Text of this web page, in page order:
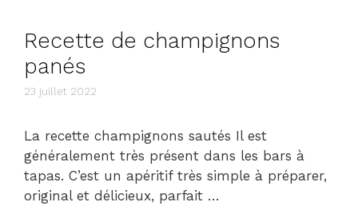
Recette de champignons
panés
23 juillet 2022
La recette champignons sautés Il est
généralement très présent dans les bars à
tapas. C’est un apéritif très simple à préparer,
original et délicieux, parfait …